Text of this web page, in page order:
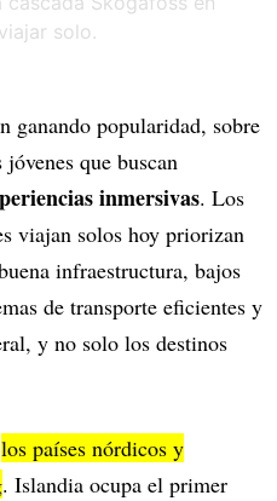
ganando popularidad, sobre
que buscan
inmersivas. Los
viajan solos hoy priorizan
infraestructura, bajos
de transporte eficientes y
y no solo los destinos
los países nórdicos y
. Islandia ocupa el primer